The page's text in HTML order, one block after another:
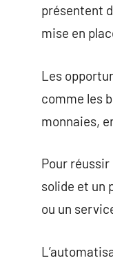
présentent
mise en
Les
comme les
monnaies,
Pour
solide et un
ou un